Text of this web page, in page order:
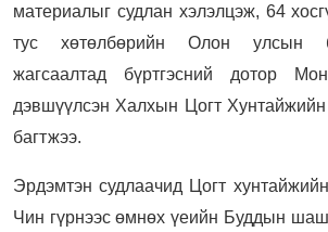
материалыг судлан хэлэлцэж, 64
тус хөтөлбөрийн Олон улсын
жагсаалтад бүртгэсний дотор
дэвшүүлсэн Халхын Цогт
багтжээ.
Эрдэмтэн судлаачид Цогт
Чин гүрнээс өмнөх үеийн Буддын